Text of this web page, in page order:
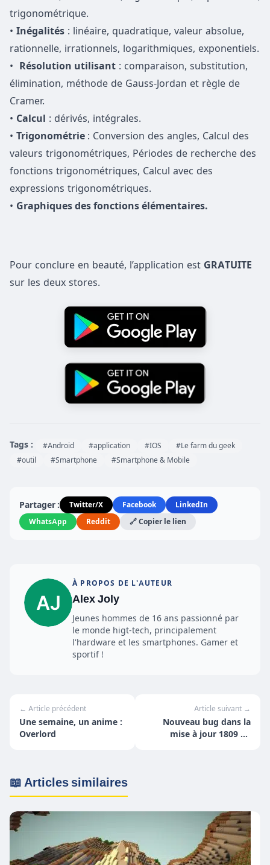
trigonométrique.
• Inégalités : linéaire, quadratique, valeur absolue,
rationnelle, irrationnels, logarithmiques, exponentiels.
• Résolution utilisant : comparaison, substitution,
élimination, méthode de Gauss-Jordan et règle de
Cramer.
• Calcul : dérivés, intégrales.
• Trigonométrie : Conversion des angles, Calcul des
valeurs trigonométriques, Périodes de recherche des
fonctions trigonométriques, Calcul avec des
expressions trigonométriques.
• Graphiques des fonctions élémentaires.
Pour conclure en beauté, l’application est GRATUITE
sur les deux stores.
Tags : #Android #application #IOS
#Le farm du geek
#outil
#Smartphone #Smartphone & Mobile
Partager : Twitter/X Facebook
LinkedIn
WhatsApp
Reddit 🔗 Copier le lien
À PROPOS DE L'AUTEUR
Alex Joly
Jeunes hommes de 16 ans passionné par
le monde higt-tech, principalement
l'hardware et les smartphones. Gamer et
sportif !
← Article précédent
Une semaine, un anime :
Overlord
Article suivant →
Nouveau bug dans la
mise à jour 1809 de
📖 Articles similaires